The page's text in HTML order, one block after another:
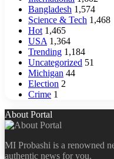
Bangladesh 1,574
Science & Tech 1,468
Hot 1,465
USA 1,364
Trending 1,184
Uncategorized 51
Michigan 44
Election 2
Crime 1
About Portal
MI Probashi is a renowned
authentic news for you.